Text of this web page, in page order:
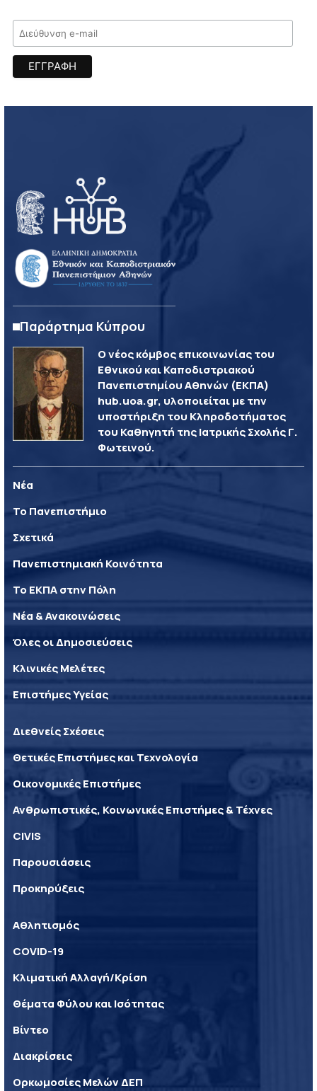
Παράρτημα Κύπρου
Ο νέος κόμβος επικοινωνίας του
Εθνικού και Καποδιστριακού
Πανεπιστημίου Αθηνών (ΕΚΠΑ)
hub.uoa.gr, υλοποιείται με την
υποστήριξη του Κληροδοτήματος
του Καθηγητή της Ιατρικής Σχολής Γ.
Φωτεινού.
Νέα
Το Πανεπιστήμιο
Σχετικά
Πανεπιστημιακή Κοινότητα
Το ΕΚΠΑ στην Πόλη
Νέα & Ανακοινώσεις
Όλες οι Δημοσιεύσεις
Κλινικές Μελέτες
Επιστήμες Υγείας
Διεθνείς Σχέσεις
Θετικές Επιστήμες και Τεχνολογία
Οικονομικές Επιστήμες
Ανθρωπιστικές, Κοινωνικές Επιστήμες & Τέχνες
CIVIS
Παρουσιάσεις
Προκηρύξεις
Αθλητισμός
COVID-19
Κλιματική Αλλαγή/Κρίση
Θέματα Φύλου και Ισότητας
Βίντεο
Διακρίσεις
Ορκωμοσίες Μελών ΔΕΠ